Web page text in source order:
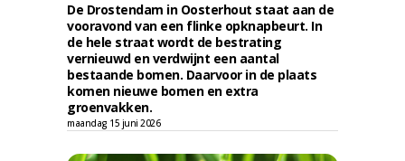
De Drostendam in Oosterhout staat aan de
vooravond van een flinke opknapbeurt. In
de hele straat wordt de bestrating
vernieuwd en verdwijnt een aantal
bestaande bomen. Daarvoor in de plaats
komen nieuwe bomen en extra
groenvakken.
maandag 15 juni 2026